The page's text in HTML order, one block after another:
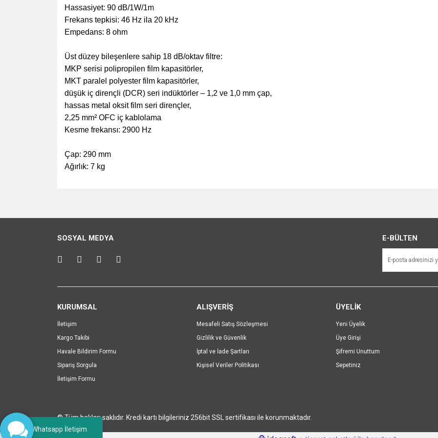
Whatsapp İletişim
Hassasiyet: 90 dB/1W/1m
Frekans tepkisi: 46 Hz ila 20 kHz
Empedans: 8 ohm
Üst düzey bileşenlere sahip 18 dB/oktav filtre:
MKP serisi polipropilen film kapasitörler,
MKT paralel polyester film kapasitörler,
düşük iç dirençli (DCR) seri indüktörler – 1,2 ve 1,0 mm çap,
hassas metal oksit film seri dirençler,
2,25 mm² OFC iç kablolama
Kesme frekansı: 2900 Hz
Çap: 290 mm
Ağırlık: 7 kg
Ürün açıklamasında eksik bilgiler bulunuyor.
SOSYAL MEDYA E-BÜLTEN
KURUMSAL
İletişim
Kargo Takibi
Havale Bildirim Formu
Sipariş Sorgula
İletişim Formu
ALIŞVERİŞ
Mesafeli Satış Sözleşmesi
Gizlilik ve Güvenlik
İptal ve İade Şartları
Kişisel Veriler Politikası
ÜYELİK
Yeni Üyelik
Üye Girişi
Şifremi Unuttum
Sepetiniz
© Tüm hakları saklıdır. Kredi kartı bilgileriniz 256bit SSL sertifikası ile korunmaktadır.